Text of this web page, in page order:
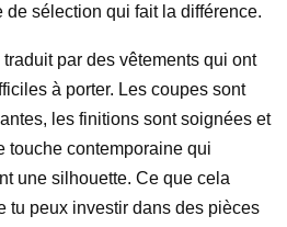
de sélection qui fait la différence.
par des vêtements qui ont
à porter. Les coupes sont
les finitions sont soignées et
touche contemporaine qui
une silhouette. Ce que cela
tu peux investir dans des pièces